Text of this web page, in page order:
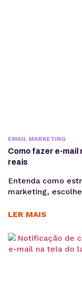
EMAIL MARKETING
Como fazer e-
reais
Entenda como
marketing,
métricas como
e-mail marketing
habilidades mais
LER MAIS